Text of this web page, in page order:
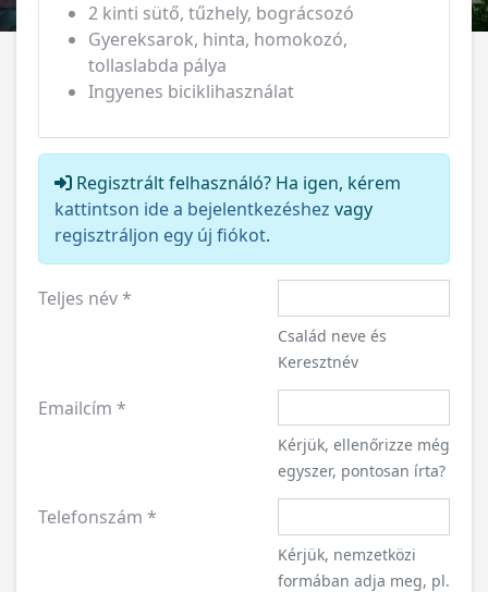
2 kinti sütő, tűzhely, bográcsozó
Gyereksarok, hinta, homokozó,
tollaslabda pálya
Ingyenes biciklihasználat
Regisztrált felhasználó? Ha igen, kérem
kattintson ide a bejelentkezéshez vagy
regisztráljon egy új fiókot.
Teljes név*
Család neve és
Keresztnév
Emailcím *
Kérjük, ellenőrizze még
egyszer, pontosan írta?
Telefonszám *
Kérjük, nemzetközi
formában adja meg, pl.